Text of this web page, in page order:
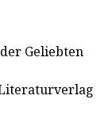
Geliebten